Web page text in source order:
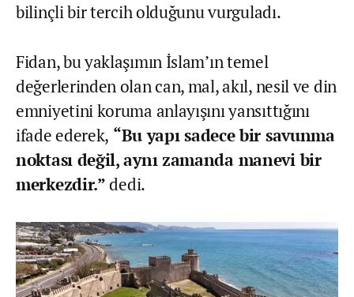
bilinçli bir tercih olduğunu vurguladı.
Fidan, bu yaklaşımın İslam’ın temel
değerlerinden olan can, mal, akıl, nesil ve din
emniyetini koruma anlayışını yansıttığını
ifade ederek, “Bu yapı sadece bir savunma
noktası değil, aynı zamanda manevi bir
merkezdir.”dedi.